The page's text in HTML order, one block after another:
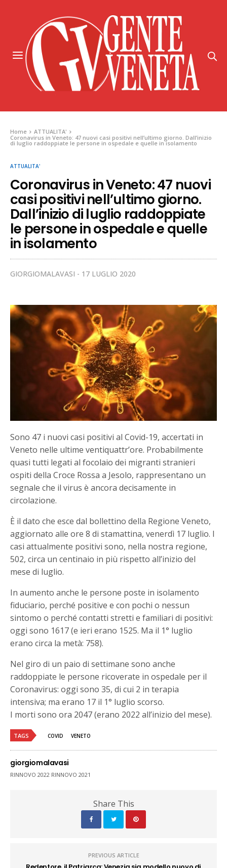
Home
ATTUALITA'
Coronavirus in Veneto: 47 nuovi casi positivi nell’ultimo giorno. Dall’inizio
di luglio raddoppiate le persone in ospedale e quelle in isolamento
ATTUALITA'
Coronavirus in Veneto: 47 nuovi
casi positivi nell’ultimo giorno.
Dall’inizio di luglio raddoppiate
le persone in ospedale e quelle
in isolamento
GIORGIOMALAVASI 17 LUGLIO 2020
Sono 47 i nuovi casi positivi al Covid-19, accertati in
Veneto nelle ultime ventiquattr’ore. Probabilmente
quasi tutti legati al focolaio dei migranti stranieri
ospiti della Croce Rossa a Jesolo, rappresentano un
segnale che il virus è ancora decisamente in
circolazione.
È il dato che esce dal bollettino della Regione Veneto,
aggiornato alle ore 8 di stamattina, venerdì 17 luglio. I
casi attualmente positivi sono, nella nostra regione,
502, circa un centinaio in più rispetto all’inizio del
mese di luglio.
In aumento anche le persone poste in isolamento
fiduciario, perché positive e con pochi o nessun
sintomo o perché contatti stretti e familiari di positivi:
oggi sono 1617 (e ieri erano 1525. Ma il 1° luglio
erano circa la metà: 758).
Nel giro di un paio di settimane sono anche
raddoppiate le persone ricoverate in ospedale per il
Coronavirus: oggi sono 35, di cui 2 in terapia
intensiva; ma erano 17 il 1° luglio scorso.
I morti sono ora 2047 (erano 2022 all’inizio del mese).
TAGS COVID VENETO
giorgiomalavasi
RINNOVO 2022 RINNOVO 2021
Share This
PREVIOUS ARTICLE